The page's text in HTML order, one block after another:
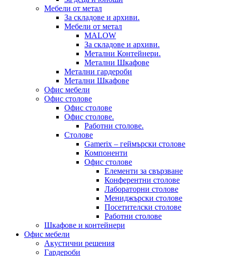
Мебели от метал
За складове и архиви.
Мебели от метал
MALOW
За складове и архиви.
Метални Контейнери.
Метални Шкафове
Метални гардероби
Метални Шкафове
Офис мебели
Офис столове
Офис столове
Офис столове.
Работни столове.
Столове
Gamerix – геймърски столове
Компоненти
Офис столове
Елементи за свързване
Конферентни столове
Лабораторни столове
Мениджърски столове
Посетителски столове
Работни столове
Шкафове и контейнери
Офис мебели
Акустични решения
Гардероби